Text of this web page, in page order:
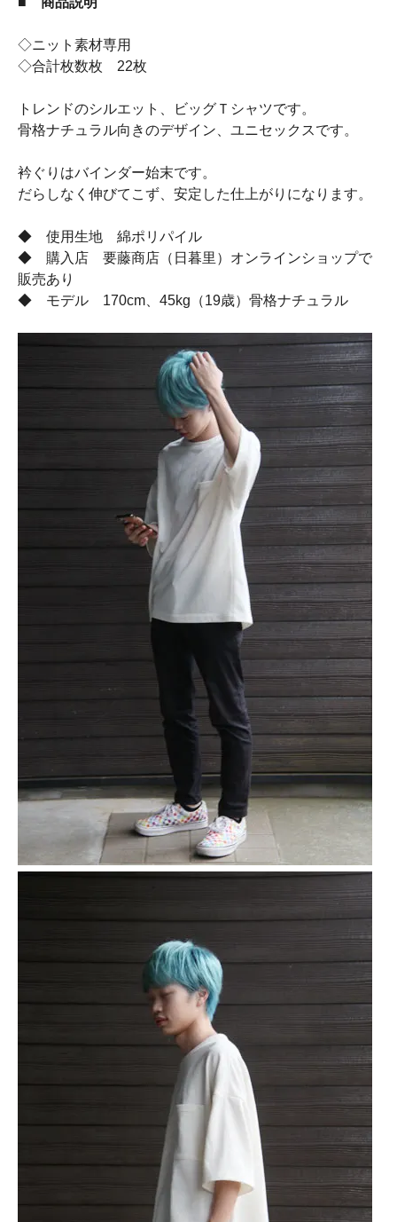
◇ニット素材専用
◇合計枚数枚 22枚
トレンドのシルエット、ビッグＴシャツです。
骨格ナチュラル向きのデザイン、ユニセックスです。
衿ぐりはバインダー始末です。
だらしなく伸びてこず、安定した仕上がりになります。
◆ 使用生地 綿ポリパイル
◆ 購入店 要藤商店（日暮里）オンラインショップで
販売あり
◆ モデル 170cm、45kg（19歳）骨格ナチュラル